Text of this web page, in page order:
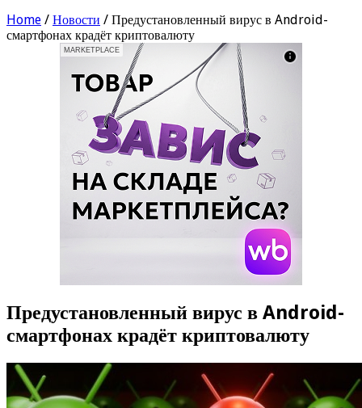
Home / Новости / Предустановленный вирус в Android-
смартфонах крадёт криптовалюту
MARKETPLACE
Предустановленный вирус в Android-
смартфонах крадёт криптовалюту